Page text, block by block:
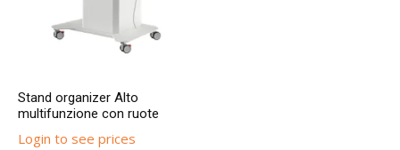
Stand organizer Alto
multifunzione con ruote
Login to see prices